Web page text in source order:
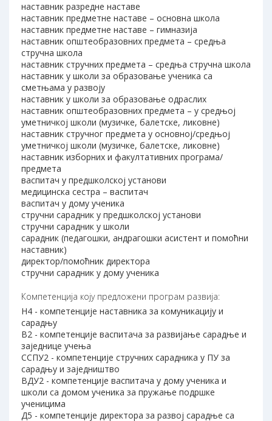
наставник разредне наставе
наставник предметне наставе – основна школа
наставник предметне наставе – гимназија
наставник општеобразовних предмета – средња
стручна школа
наставник стручних предмета – средња стручна школа
наставник у школи за образовање ученика са
сметњама у развоју
наставник у школи за образовање одраслих
наставник општеобразовних предмета – у средњој
уметничкој школи (музичке, балетске, ликовне)
наставник стручног предмета у основној/средњој
уметничкој школи (музичке, балетске, ликовне)
наставник изборних и факултативних програма/
предмета
васпитач у предшколској установи
медицинска сестра – васпитач
васпитач у дому ученика
стручни сарадник у предшколској установи
стручни сарадник у школи
сарадник (педагошки, андрагошки асистент и помоћни
наставник)
директор/помоћник директора
стручни сарадник у дому ученика
Компетенција коју предложени програм развија:
Н4 - компетенције наставника за комуникацију и
сарадњу
В2 - компетенције васпитача за развијање сарадње и
заједнице учења
ССПУ2 - компетенције стручних сарадника у ПУ за
сарадњу и заједништво
ВДУ2 - компетенције васпитача у дому ученика и
школи са домом ученика за пружање подршке
ученицима
Д5 - компетенције директора за развој сарадње са